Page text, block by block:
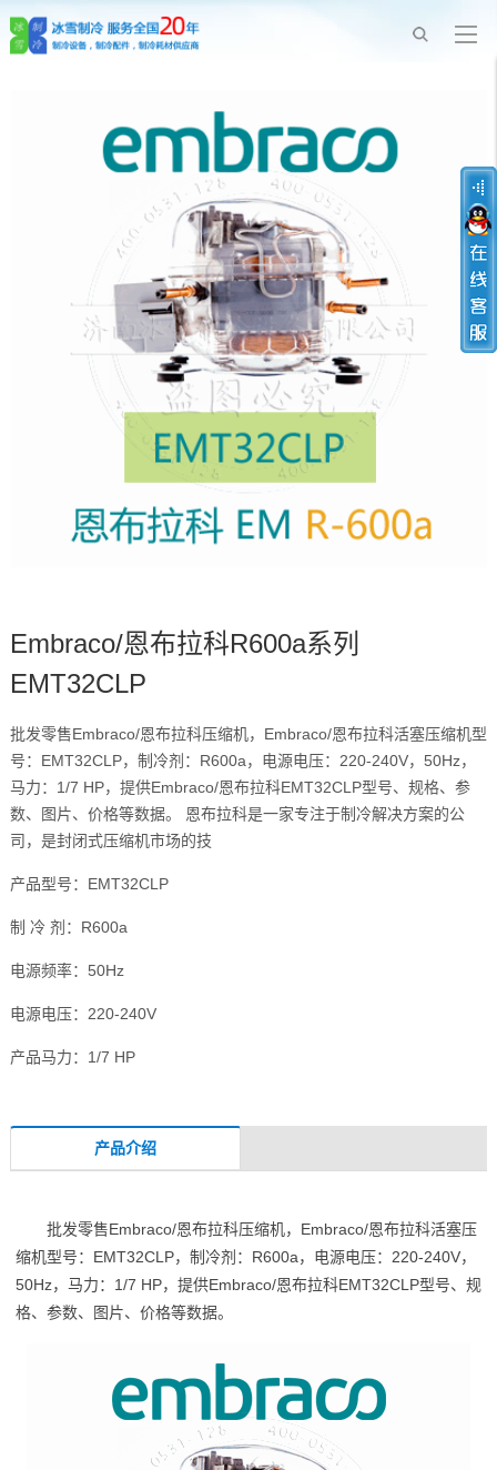
Embraco/恩布拉科R600a系列
EMT32CLP
批发零售Embraco/恩布拉科压缩机，Embraco/恩布拉科活塞压缩机型
号：EMT32CLP，制冷剂：R600a，电源电压：220-240V，50Hz，
马力：1/7 HP，提供Embraco/恩布拉科EMT32CLP型号、规格、参
数、图片、价格等数据。 恩布拉科是一家专注于制冷解决方案的公
司，是封闭式压缩机市场的技
产品型号：EMT32CLP
制 冷 剂：R600a
电源频率：50Hz
电源电压：220-240V
产品马力：1/7 HP
产品介绍
批发零售Embraco/恩布拉科压缩机，Embraco/恩布拉科活塞压
缩机型号：EMT32CLP，制冷剂：R600a，电源电压：220-240V，
50Hz，马力：1/7 HP，提供Embraco/恩布拉科EMT32CLP型号、规
格、参数、图片、价格等数据。